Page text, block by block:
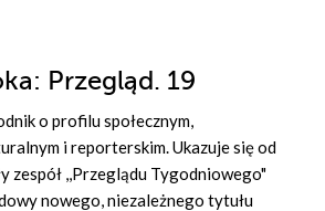
: Przegląd. 19
o profilu społecznym,
i reporterskim. Ukazuje się od
zespół ,,Przeglądu Tygodniowego"
nowego, niezależnego tytułu